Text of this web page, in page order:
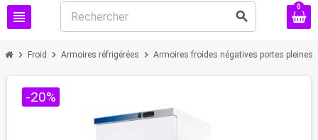
view_headline search
0
chevron_right Froid chevron_right Armoires réfrigérées chevron_right Armoires froides négatives portes pleines
-20%